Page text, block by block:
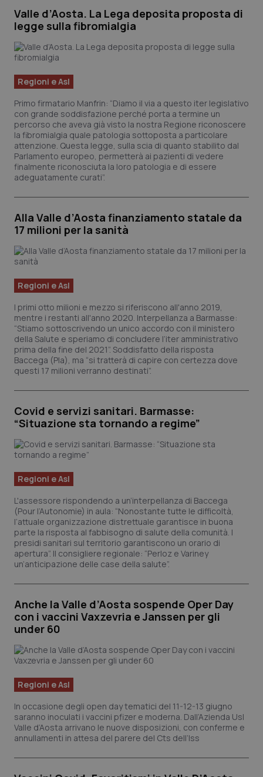
Piemonte
Puglia
Sardegna
Sicilia
Umbria
Valle D’Aosta
Veneto
HIV
Malattie rare
Malattia di Crohn & Rettocolite Ulcerosa
Neuroscienze & patologie neurodegenerative
Oftalmologia
Oncodermatologia
Oncoematologia
Oncologia & Nutrizione
Psoriasi & pelle
Quotidiano Cardiologia
Quotidiano Chirurgia
Rene & patologie urogenitali
Salute orale & impianti
Sangue & coagulazione
Tiroide
Tumore al seno
Tumore ovarico
Tumori del Polmone & Testa Collo
Tumori gastrointestinali
Ulcera & Reflusso
Vaccini
Valle d’Aosta. La Lega deposita proposta di
legge sulla fibromialgia
Regioni e Asl
Primo firmatario Manfrin: “Diamo il via a questo iter legislativo
con grande soddisfazione perché porta a termine un
percorso che aveva già visto la nostra Regione riconoscere
la fibromialgia quale patologia sottoposta a particolare
attenzione. Questa legge, sulla scia di quanto stabilito dal
Parlamento europeo, permetterà ai pazienti di vedere
finalmente riconosciuta la loro patologia e di essere
adeguatamente curati”.
Alla Valle d’Aosta finanziamento statale da
17 milioni per la sanità
Regioni e Asl
I primi otto milioni e mezzo si riferiscono all'anno 2019,
mentre i restanti all'anno 2020. Interpellanza a Barmasse:
“Stiamo sottoscrivendo un unico accordo con il ministero
della Salute e speriamo di concludere l’iter amministrativo
prima della fine del 2021”. Soddisfatto della risposta
Baccega (Pla), ma “si tratterà di capire con certezza dove
questi 17 milioni verranno destinati”.
Covid e servizi sanitari. Barmasse:
“Situazione sta tornando a regime”
Regioni e Asl
L'assessore rispondendo a un’interpellanza di Baccega
(Pour l’Autonomie) in aula: “Nonostante tutte le difficoltà,
l’attuale organizzazione distrettuale garantisce in buona
parte la risposta al fabbisogno di salute della comunità. I
presidi sanitari sul territorio garantiscono un orario di
apertura”. Il consigliere regionale: “Perloz e Variney
un’anticipazione delle case della salute”.
Anche la Valle d’Aosta sospende Oper Day
con i vaccini Vaxzevria e Janssen per gli
under 60
Regioni e Asl
In occasione degli open day tematici del 11-12-13 giugno
saranno inoculati i vaccini pfizer e moderna. Dall’Azienda Usl
Valle d’Aosta arrivano le nuove disposizioni, con conferme e
annullamenti in attesa del parere del Cts dell’Iss